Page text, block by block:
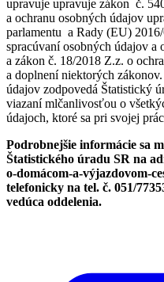
upravuje upravuje zákon č.
a ochranu osobných údajov
parlamentu a Rady (EU)
spracúvaní osobných údajov
a zákon č. 18/2018 Z.z. o
a doplnení niektorých
údajov zodpovedá Štatistický
viazaní mlčanlivosťou o
údajoch, ktoré sa pri svojej
Podrobnejšie informácie sa
Štatistického úradu SR na
o-domácom-a-výjazdovom-
telefonicky na tel. č. 051/
vedúca oddelenia.